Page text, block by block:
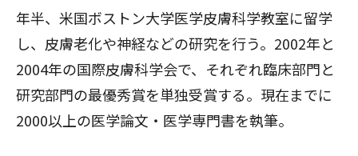
年半、米国ボストン大学医学皮膚科学教室に留学
し、皮膚老化や神経などの研究を行う。2002年と
2004年の国際皮膚科学会で、それぞれ臨床部門と
研究部門の最優秀賞を単独受賞する。現在までに
2000以上の医学論文・医学専門書を執筆。